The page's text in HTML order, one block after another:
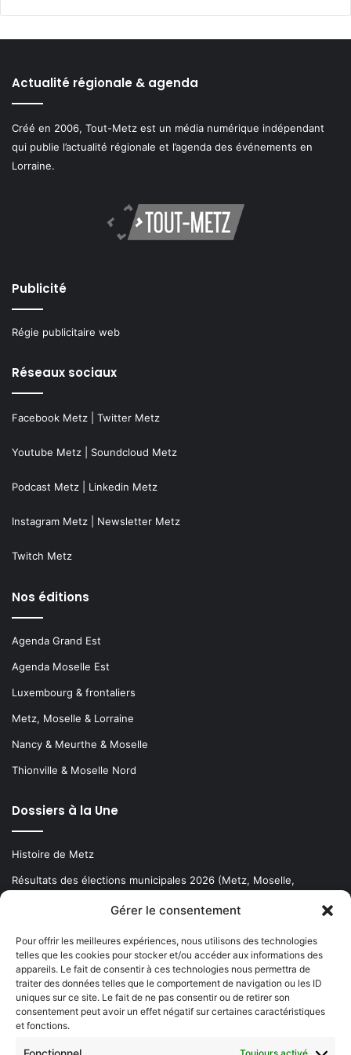
Gérer le consentement
Pour offrir les meilleures expériences, nous utilisons des technologies
telles que les cookies pour stocker et/ou accéder aux informations des
appareils. Le fait de consentir à ces technologies nous permettra de
traiter des données telles que le comportement de navigation ou les ID
uniques sur ce site. Le fait de ne pas consentir ou de retirer son
consentement peut avoir un effet négatif sur certaines caractéristiques
et fonctions.
Actualité régionale & agenda
Créé en 2006, Tout-Metz est un média numérique indépendant
qui publie l’actualité régionale et l’agenda des événements en
Lorraine.
Publicité
Régie publicitaire web
Réseaux sociaux
Facebook Metz Twitter Metz
Youtube Metz Soundcloud Metz
Podcast Metz Linkedin Metz
Instagram Metz Newsletter Metz
Twitch Metz
Nos éditions
Agenda Grand Est
Agenda Moselle Est
Luxembourg & frontaliers
Metz, Moselle & Lorraine
Nancy & Meurthe & Moselle
Thionville & Moselle Nord
Dossiers à la Une
Histoire de Metz
Résultats des élections municipales 2026 (Metz, Moselle,
Newsletter gratuite
Choisissez : matin, soir ou hebdo ?